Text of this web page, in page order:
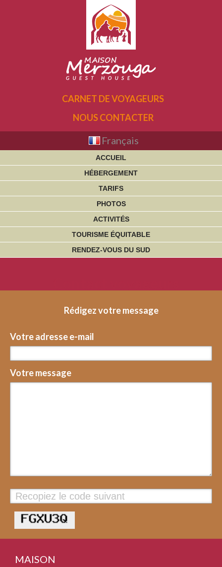
CARNET DE VOYAGEURS
NOUS CONTACTER
Français
ACCUEIL
HÉBERGEMENT
TARIFS
PHOTOS
ACTIVITÉS
TOURISME ÉQUITABLE
RENDEZ-VOUS DU SUD
Rédigez votre message
Votre adresse e-mail
Votre message
MAISON